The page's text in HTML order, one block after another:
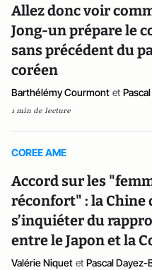
Allez donc voir
Jong-un prépare le
sans précédent du
coréen
Barthélémy Courmont et
1 min de lecture
COREE AME
Accord sur les
réconfort" : la Chine
s’inquiéter du
entre le Japon et la
Valérie Niquet et Pascal Dayez-